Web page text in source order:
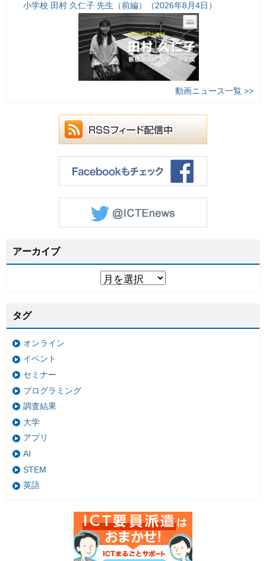
小学校 田村 久仁子 先生（前編）（2026年8月4日）
動画ニュース一覧 >>
アーカイブ
タグ
オンライン
イベント
セミナー
プログラミング
調査結果
大学
アプリ
AI
STEM
英語